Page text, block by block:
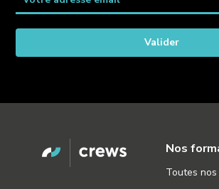
référant à la stratégie de la marque pour accroître
l’entreprise afin d’acquérir et fidéliser des clients.
- Préparer les campagnes en choisissant
communication 360 adaptés aux buyer persona
Nos
Toutes